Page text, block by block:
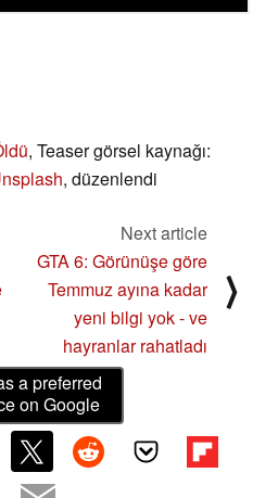
, Teaser görsel kaynağı:
, düzenlendi
Next article
GTA 6: Görünüşe göre
Temmuz ayına kadar
yeni bilgi yok - ve
hayranlar rahatladı
⟩
a preferred
on Google